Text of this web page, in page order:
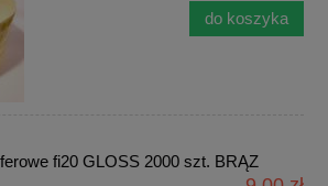
do koszyka
fi20 GLOSS 2000 szt. BRĄZ